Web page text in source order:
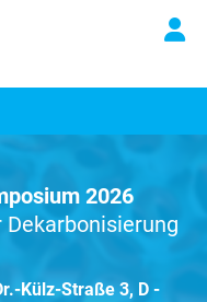
2026
Külz-Straße 3, D -